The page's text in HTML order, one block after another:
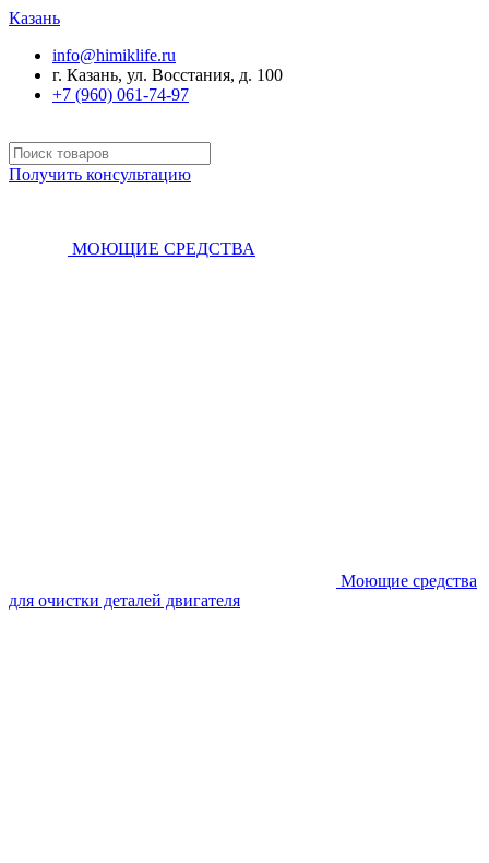
Казань
info@himiklife.ru
г. Казань, ул. Восстания, д. 100
+7 (960) 061-74-97
Получить консультацию
МОЮЩИЕ СРЕДСТВА
Моющие средства
для очистки деталей двигателя